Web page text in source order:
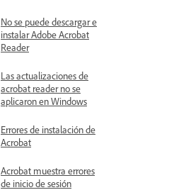
No se puede descargar e
instalar Adobe Acrobat
Reader
Las actualizaciones de
acrobat reader no se
aplicaron en Windows
Errores de instalación de
Acrobat
Acrobat muestra errores
de inicio de sesión